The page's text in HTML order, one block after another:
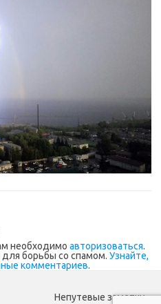
необходимо авторизоваться.
для борьбы со спамом. Узнайте,
комментариев.
Непутевые заметки.